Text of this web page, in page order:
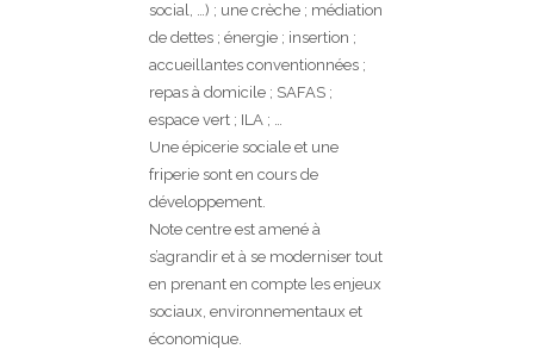
social, …) ; une crèche ; médiation
de dettes ; énergie ; insertion ;
accueillantes conventionnées ;
repas à domicile ; SAFAS ;
espace vert ; ILA ; …
Une épicerie sociale et une
friperie sont en cours de
développement.
Note centre est amené à
s’agrandir et à se moderniser tout
en prenant en compte les enjeux
sociaux, environnementaux et
économique.